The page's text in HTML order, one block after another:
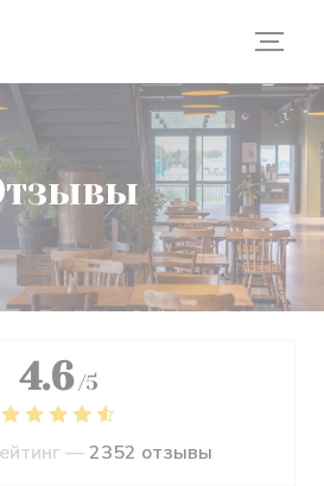
4.6 /5
—2352 отзывы